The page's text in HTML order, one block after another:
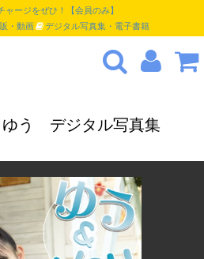
ャージをぜひ！【会員のみ】
・動画
デジタル写真集・電子書籍
う デジタル写真集